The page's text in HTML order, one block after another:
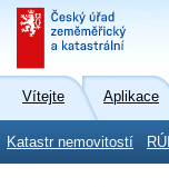
Vítejte Aplikace
Katastr nemovitostí